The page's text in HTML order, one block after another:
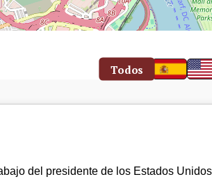
Todos
del presidente de los Estados